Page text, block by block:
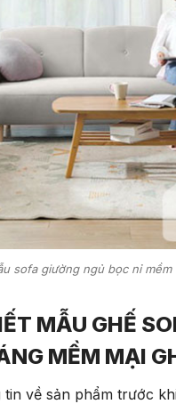
sofa giường ngủ bọc nỉ mềm
MẪU GHẾ
MỀM MẠI
về sản phẩm trước